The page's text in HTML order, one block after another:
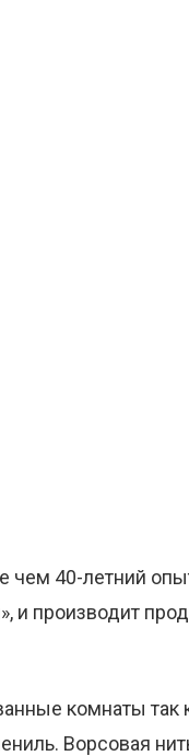
чем 40-летний
и производит
комнаты
Ворсовая